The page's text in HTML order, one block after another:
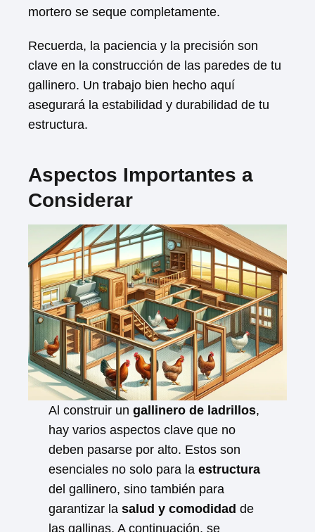
mortero se seque completamente.
Recuerda, la paciencia y la precisión son
clave en la construcción de las paredes de tu
gallinero. Un trabajo bien hecho aquí
asegurará la estabilidad y durabilidad de tu
estructura.
Aspectos Importantes a
Considerar
Al construir ungallinero de ladrillos,
hay varios aspectos clave que no
deben pasarse por alto. Estos son
esenciales no solo para laestructura
del gallinero, sino también para
garantizar lasalud y comodidad de
las gallinas. A continuación, se